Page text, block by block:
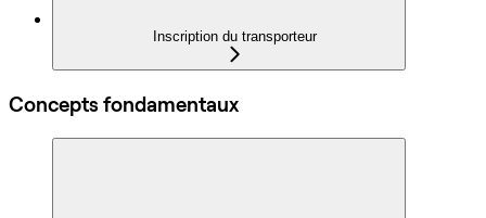
Inscription du transporteur
Concepts fondamentaux